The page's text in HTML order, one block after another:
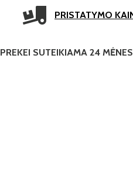
PRISTATYMO
PREKEI SUTEIKIAMA 24